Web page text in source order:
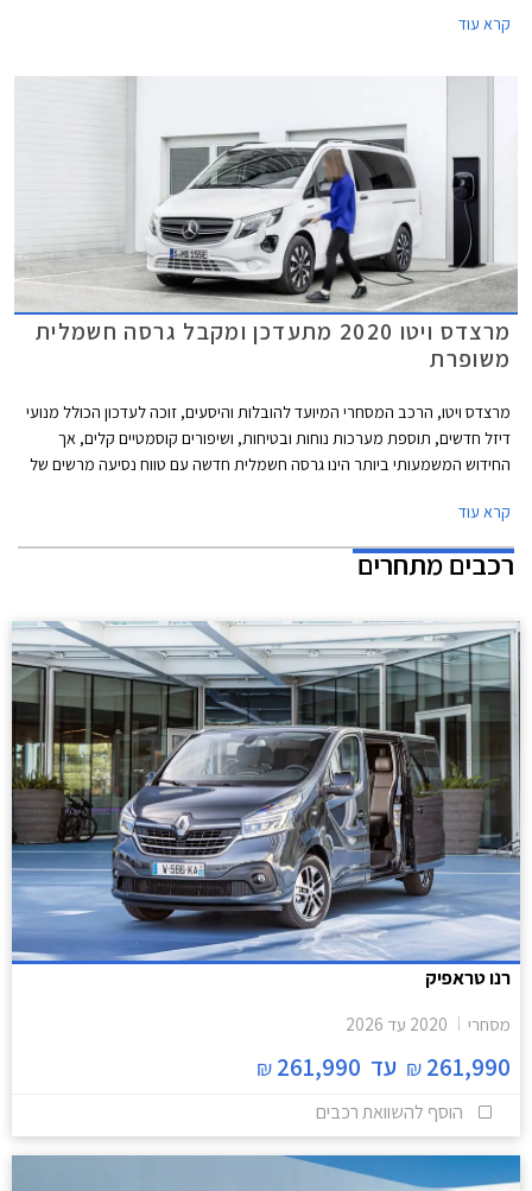
לד ייחודית בפנסים הקדמיים, וחישוקים קלים בעיצוב אווירודינמי.
קרא עוד
מרצדס ויטו 2020 מתעדכן ומקבל גרסה חשמלית
משופרת
מרצדס ויטו, הרכב המסחרי המיועד להובלות והיסעים, זוכה לעדכון הכולל מנועי
דיזל חדשים, תוספת מערכות נוחות ובטיחות, ושיפורים קוסמטיים קלים, אך
החידוש המשמעותי ביותר הינו גרסה חשמלית חדשה עם טווח נסיעה מרשים של
קרא עוד
רכבים מתחרים
רנו טראפיק
מסחרי 2020 עד 2026
261,990
₪ עד 261,990
₪
הוסף להשוואת רכבים